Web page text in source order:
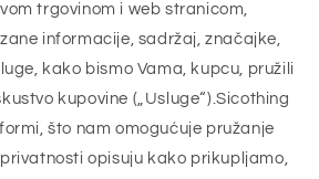
trgovinom i web stranicom,
informacije, sadržaj, značajke,
kako bismo Vama, kupcu, pružili
kupovine („Usluge“).Sicothing
što nam omogućuje pružanje
opisuju kako prikupljamo,